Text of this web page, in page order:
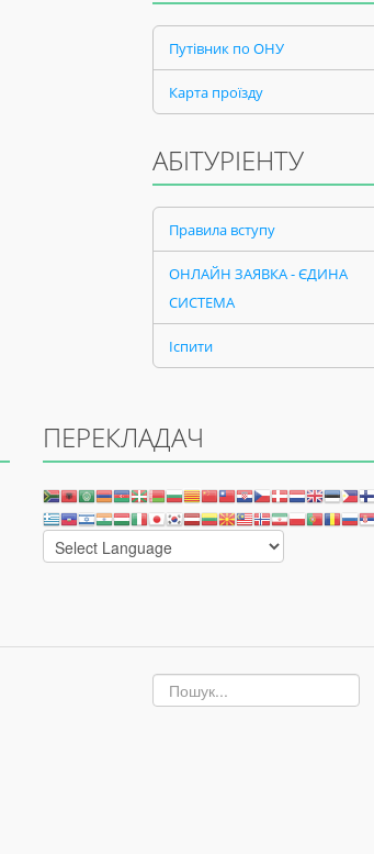
Путівник по ОНУ
Карта проїзду
АБІТУРІЕНТУ
Правила вступу
ОНЛАЙН ЗАЯВКА - ЄДИНА
СИСТЕМА
Іспити
ПЕРЕКЛАДАЧ